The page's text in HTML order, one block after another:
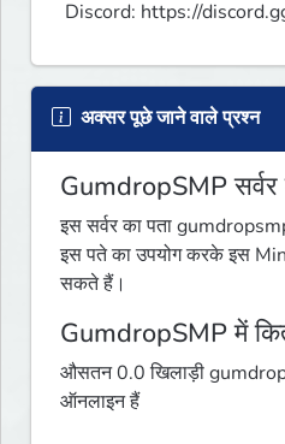
Discord: https://
अक्सर पूछे जाने वाले प्रश्न
GumdropSMP सर्वर
इस सर्वर का पता
इस पते का उपयोग करके इस
सकते हैं।
GumdropSMP में
औसतन 0.0 खिलाड़ी
ऑनलाइन हैं